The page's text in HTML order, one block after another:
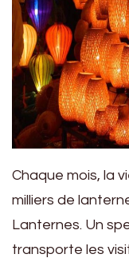
Chaque mois, la
milliers de
Lanternes. Un
transporte les